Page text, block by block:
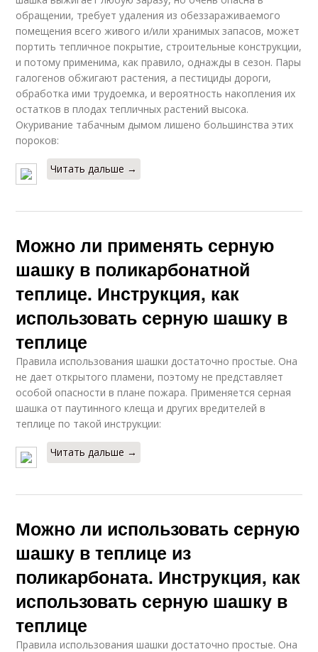
обращении, требует удаления из обеззараживаемого
помещения всего живого и/или хранимых запасов, может
портить тепличное покрытие, строительные конструкции,
и потому применима, как правило, однажды в сезон. Пары
галогенов обжигают растения, а пестициды дороги,
обработка ими трудоемка, и вероятность накопления их
остатков в плодах тепличных растений высока.
Окуривание табачным дымом лишено большинства этих
пороков:
Читать дальше →
Можно ли применять серную
шашку в поликарбонатной
теплице. Инструкция, как
использовать серную шашку в
теплице
Правила использования шашки достаточно простые. Она
не дает открытого пламени, поэтому не представляет
особой опасности в плане пожара. Применяется серная
шашка от паутинного клеща и других вредителей в
теплице по такой инструкции:
Читать дальше →
Можно ли использовать серную
шашку в теплице из
поликарбоната. Инструкция, как
использовать серную шашку в
теплице
Правила использования шашки достаточно простые. Она